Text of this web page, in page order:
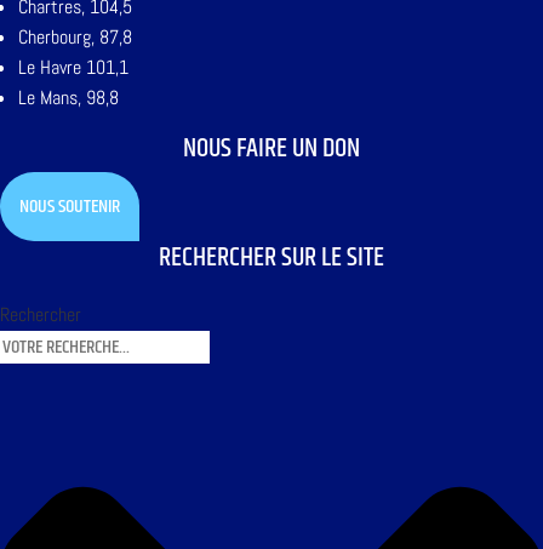
Chartres, 104,5
Cherbourg, 87,8
Le Havre 101,1
Le Mans, 98,8
NOUS FAIRE UN DON
NOUS SOUTENIR
RECHERCHER SUR LE SITE
Rechercher